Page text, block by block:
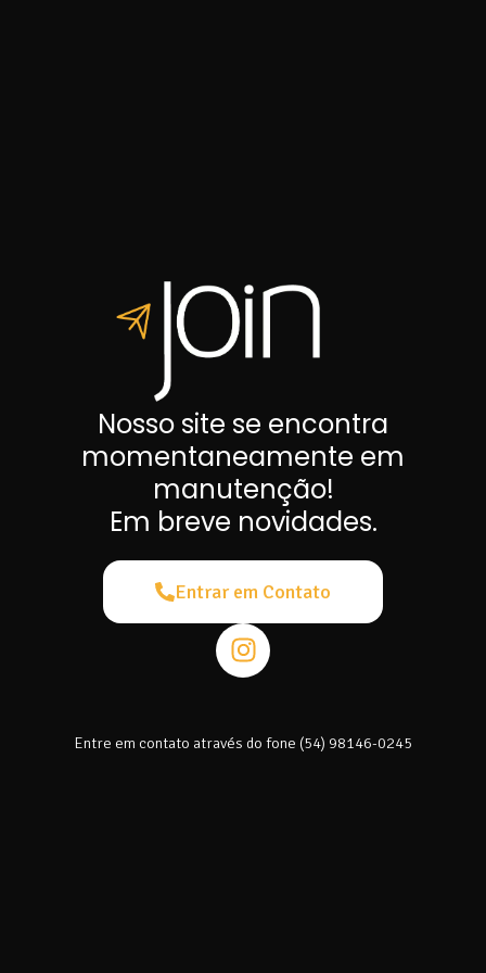
Nosso site se encontra
momentaneamente em
manutenção!
Em breve novidades.
Entrar em Contato
Entre em contato através do fone (54) 98146-0245